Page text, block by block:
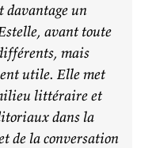
davantage un
avant toute
mais
utile. Elle met
littéraire et
dans la
de la conversation